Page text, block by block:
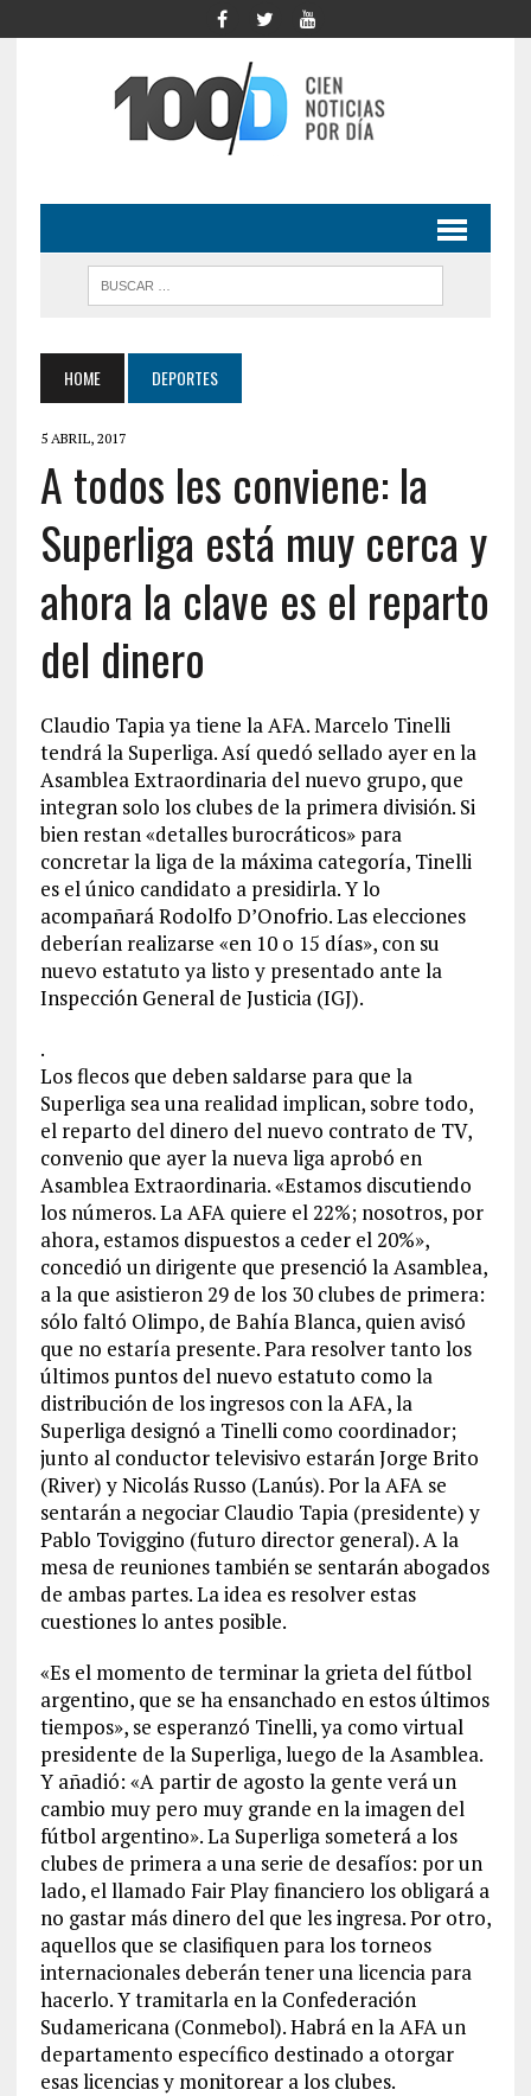
HOME DEPORTES
5 ABRIL, 2017
A todos les conviene: la
Superliga está muy cerca y
ahora la clave es el reparto
del dinero
Claudio Tapia ya tiene la AFA. Marcelo Tinelli
tendrá la Superliga. Así quedó sellado ayer en la
Asamblea Extraordinaria del nuevo grupo, que
integran solo los clubes de la primera división. Si
bien restan «detalles burocráticos» para
concretar la liga de la máxima categoría, Tinelli
es el único candidato a presidirla. Y lo
acompañará Rodolfo D’Onofrio. Las elecciones
deberían realizarse «en 10 o 15 días», con su
nuevo estatuto ya listo y presentado ante la
Inspección General de Justicia (IGJ).
.
Los flecos que deben saldarse para que la
Superliga sea una realidad implican, sobre todo,
el reparto del dinero del nuevo contrato de TV,
convenio que ayer la nueva liga aprobó en
Asamblea Extraordinaria. «Estamos discutiendo
los números. La AFA quiere el 22%; nosotros, por
ahora, estamos dispuestos a ceder el 20%»,
concedió un dirigente que presenció la Asamblea,
a la que asistieron 29 de los 30 clubes de primera:
sólo faltó Olimpo, de Bahía Blanca, quien avisó
que no estaría presente. Para resolver tanto los
últimos puntos del nuevo estatuto como la
distribución de los ingresos con la AFA, la
Superliga designó a Tinelli como coordinador;
junto al conductor televisivo estarán Jorge Brito
(River) y Nicolás Russo (Lanús). Por la AFA se
sentarán a negociar Claudio Tapia (presidente) y
Pablo Toviggino (futuro director general). A la
mesa de reuniones también se sentarán abogados
de ambas partes. La idea es resolver estas
cuestiones lo antes posible.
«Es el momento de terminar la grieta del fútbol
argentino, que se ha ensanchado en estos últimos
tiempos», se esperanzó Tinelli, ya como virtual
presidente de la Superliga, luego de la Asamblea.
Y añadió: «A partir de agosto la gente verá un
cambio muy pero muy grande en la imagen del
fútbol argentino». La Superliga someterá a los
clubes de primera a una serie de desafíos: por un
lado, el llamado Fair Play financiero los obligará a
no gastar más dinero del que les ingresa. Por otro,
aquellos que se clasifiquen para los torneos
internacionales deberán tener una licencia para
hacerlo. Y tramitarla en la Confederación
Sudamericana (Conmebol). Habrá en la AFA un
departamento específico destinado a otorgar
esas licencias y monitorear a los clubes.